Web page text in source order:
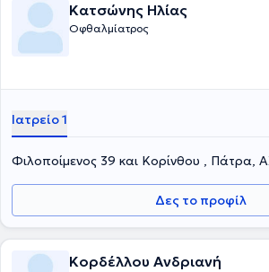
Κατσώνης Ηλίας
Οφθαλμίατρος
Ιατρείο 1
Φιλοποίμενος 39 και Κορίνθου , Πάτρα,
Δες το προφίλ
Κορδέλλου Ανδριανή